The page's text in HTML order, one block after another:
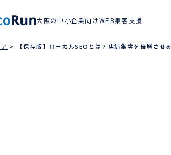
大阪の中小企業向けWEB集客支援
【保存版】ローカルSEOとは？店舗集客を倍増させ